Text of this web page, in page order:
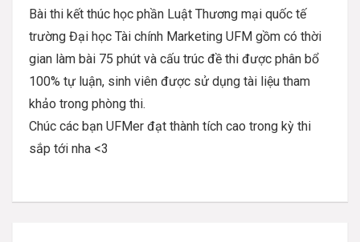
Bài thi kết thúc học phần Luật Thương mại quốc tế
trường Đại học Tài chính Marketing UFM gồm có thời
gian làm bài 75 phút và cấu trúc đề thi được phân bổ
100% tự luận, sinh viên được sử dụng tài liệu tham
khảo trong phòng thi.
Chúc các bạn UFMer đạt thành tích cao trong kỳ thi
sắp tới nha <3